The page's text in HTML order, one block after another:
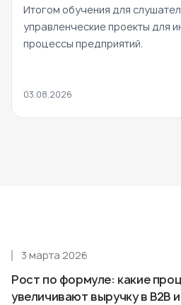
Итогом обучения для
управленческие проекты для
процессы предприятий.
03.08.2026
Рост по формуле: какие
увеличивают выручку в B2B
3 марта 2026